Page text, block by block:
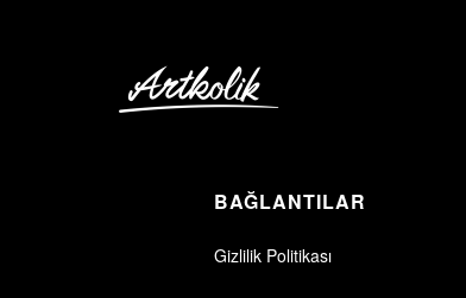
BAĞLANTILAR
Gizlilik Politikası